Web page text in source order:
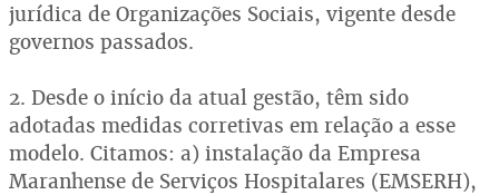
jurídica de Organizações Sociais, vigente desde
governos passados.
2. Desde o início da atual gestão, têm sido
adotadas medidas corretivas em relação a esse
modelo. Citamos: a) instalação da Empresa
Maranhense de Serviços Hospitalares (EMSERH),